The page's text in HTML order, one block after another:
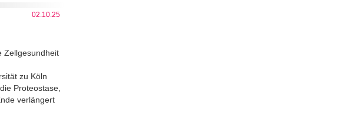
02.10.25
Zellgesundheit
zu Köln
Proteostase,
verlängert